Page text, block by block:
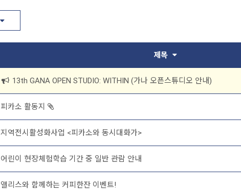
제목
13th GANA OPEN STUDIO: WITHIN (가나 오픈스튜디오 안내)
피카소 활동지
지역전시활성화사업 <피카소와 동시대화가>
어린이 현장체험학습 기간 중 일반 관람 안내
앨리스와 함께하는 커피한잔 이벤트!